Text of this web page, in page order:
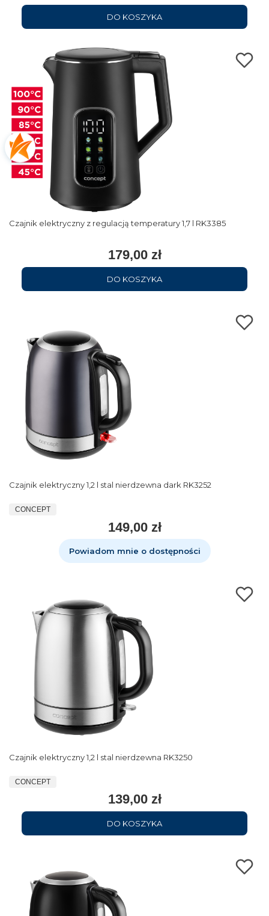
DO KOSZYKA
Czajnik elektryczny z regulacją temperatury 1,7 l RK3385
179,00 zł
DO KOSZYKA
Czajnik elektryczny 1,2 l stal nierdzewna dark RK3252
CONCEPT
149,00 zł
Powiadom mnie o dostępności
Czajnik elektryczny 1,2 l stal nierdzewna RK3250
CONCEPT
139,00 zł
DO KOSZYKA